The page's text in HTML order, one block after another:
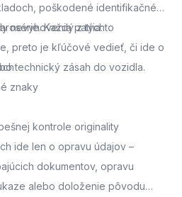
poškodené identifikačné
Každý z týchto
preto je kľúčové vedieť, či ide o
technický zásah do vozidla.
nevyhovenia patria:
znaky
kontrole originality
ide len o opravu údajov –
dokumentov, opravu
alebo doloženie pôvodu